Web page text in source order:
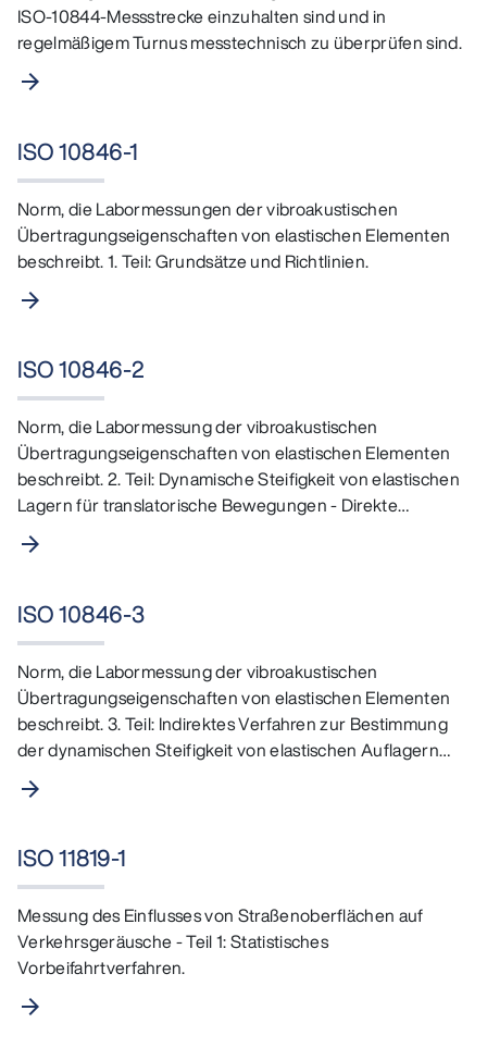
ISO-10844-Messstrecke einzuhalten sind und in
regelmäßigem Turnus messtechnisch zu überprüfen sind.
arrow_forward
ISO 10846-1
Norm, die Labormessungen der vibroakustischen
Übertragungseigenschaften von elastischen Elementen
beschreibt. 1. Teil: Grundsätze und Richtlinien.
arrow_forward
ISO 10846-2
Norm, die Labormessung der vibroakustischen
Übertragungseigenschaften von elastischen Elementen
beschreibt. 2. Teil: Dynamische Steifigkeit von elastischen
Lagern für translatorische Bewegungen - Direkte
arrow_forward
ISO 10846-3
Norm, die Labormessung der vibroakustischen
Übertragungseigenschaften von elastischen Elementen
beschreibt. 3. Teil: Indirektes Verfahren zur Bestimmung
der dynamischen Steifigkeit von elastischen Auflagern
für…
arrow_forward
ISO 11819-1
Messung des Einflusses von Straßenoberflächen auf
Verkehrsgeräusche - Teil 1: Statistisches
Vorbeifahrtverfahren.
arrow_forward